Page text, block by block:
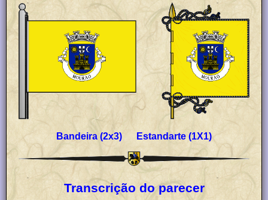
Bandeira (2x3) Estandarte (1X1)
Transcrição do parecer